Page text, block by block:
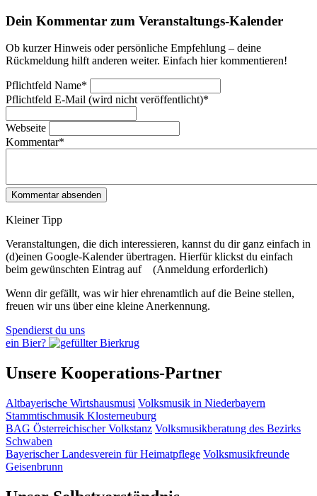
Dein Kommentar zum Veranstaltungs-Kalender
Ob kurzer Hinweis oder persönliche Empfehlung – deine
Rückmeldung hilft anderen weiter. Einfach hier kommentieren!
Pflichtfeld Name*
Pflichtfeld E-Mail (wird nicht veröffentlicht)*
Webseite
Kommentar*
Kleiner Tipp
Veranstaltungen, die dich interessieren, kannst du dir ganz einfach in
(d)einen Google-Kalender übertragen. Hierfür klickst du einfach
beim gewünschten Eintrag auf
(Anmeldung erforderlich)
Wenn dir gefällt, was wir hier ehrenamtlich auf die Beine stellen,
freuen wir uns über eine kleine Anerkennung.
Spendierst du uns
ein Bier?
Unsere Kooperations-Partner
Altbayerische Wirtshausmusi Volksmusik in Niederbayern
Stammtischmusik Klosterneuburg
BAG Österreichischer Volkstanz Volksmusikberatung des Bezirks
Schwaben
Bayerischer Landesverein für Heimatpflege Volksmusikfreunde
Geisenbrunn